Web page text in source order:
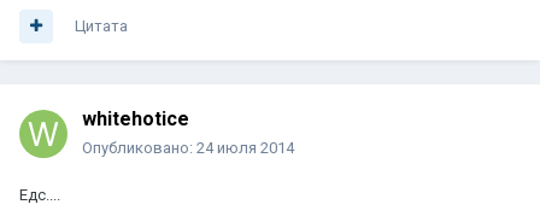
Цитата
whitehotice
Опубликовано: 24 июля 2014
Едс....